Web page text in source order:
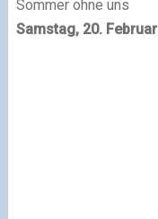
Sommer ohne uns
Samstag, 20. Februar